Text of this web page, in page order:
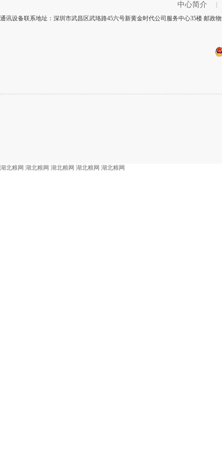
中心简介
通讯设备联系地址：深圳市武昌区武珞路45六号新黄金时代公司服务中心35楼 邮政
湖北粮网 湖北粮网 湖北粮网 湖北粮网 湖北粮网